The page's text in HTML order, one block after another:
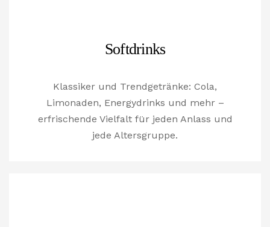
Softdrinks
Klassiker und Trendgetränke: Cola,
Limonaden, Energydrinks und mehr –
erfrischende Vielfalt für jeden Anlass und
jede Altersgruppe.